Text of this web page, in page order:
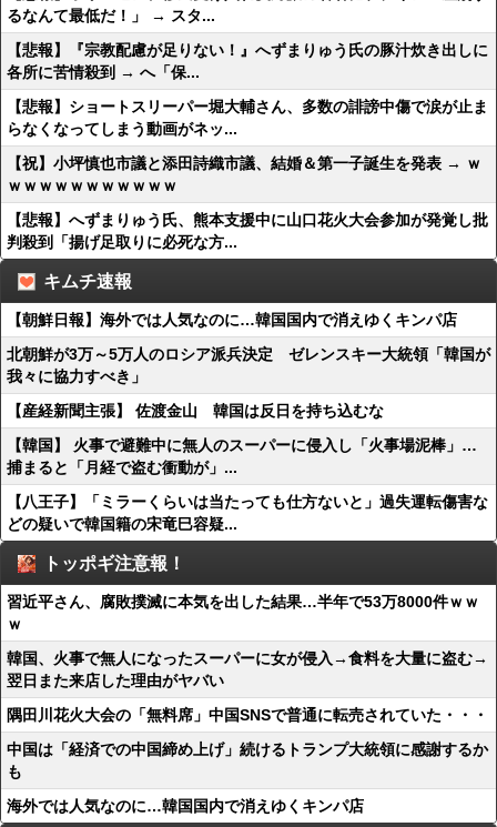
るなんて最低だ！」 → スタ...
【悲報】『宗教配慮が足りない！』へずまりゅう氏の豚汁炊き出しに
各所に苦情殺到 → へ「保...
【悲報】ショートスリーパー堀大輔さん、多数の誹謗中傷で涙が止ま
らなくなってしまう動画がネッ...
【祝】小坪慎也市議と添田詩織市議、結婚＆第一子誕生を発表 → ｗ
ｗｗｗｗｗｗｗｗｗｗｗ
【悲報】へずまりゅう氏、熊本支援中に山口花火大会参加が発覚し批
判殺到「揚げ足取りに必死な方...
キムチ速報
【朝鮮日報】海外では人気なのに…韓国国内で消えゆくキンパ店
北朝鮮が3万～5万人のロシア派兵決定 ゼレンスキー大統領「韓国が
我々に協力すべき」
【産経新聞主張】 佐渡金山 韓国は反日を持ち込むな
【韓国】 火事で避難中に無人のスーパーに侵入し「火事場泥棒」…
捕まると「月経で盗む衝動が」...
【八王子】「ミラーくらいは当たっても仕方ないと」過失運転傷害な
どの疑いで韓国籍の宋竜巳容疑...
トッポギ注意報！
習近平さん、腐敗撲滅に本気を出した結果…半年で53万8000件ｗｗ
ｗ
韓国、火事で無人になったスーパーに女が侵入→食料を大量に盗む→
翌日また来店した理由がヤバい
隅田川花火大会の「無料席」中国SNSで普通に転売されていた・・・
中国は「経済での中国締め上げ」続けるトランプ大統領に感謝するか
も
海外では人気なのに…韓国国内で消えゆくキンパ店